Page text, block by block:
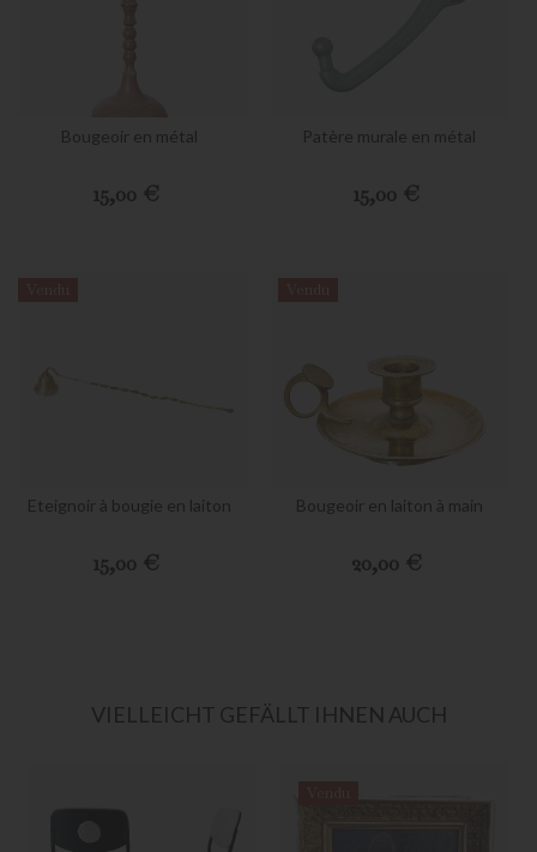
Bougeoir en métal
Preis
15,00 €
Patère murale en métal
Preis
15,00 €
Eteignoir à bougie en laiton
Preis
15,00 €
Bougeoir en laiton à main
Preis
20,00 €
VIELLEICHT GEFÄLLT IHNEN AUCH